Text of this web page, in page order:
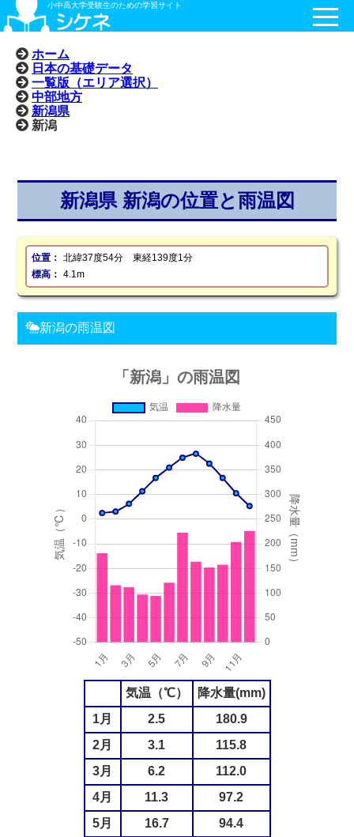
小中高大学受験生のための学習サイト
ホーム
日本の基礎データ
一覧版（エリア選択）
中部地方
新潟県
新潟
新潟県 新潟の位置と雨温図
位置： 北緯37度54分 東経139度1分
標高： 4.1m
新潟の雨温図
気温（℃）
降水量(mm)
1月
2.5
180.9
2月
3.1
115.8
3月
6.2
112.0
4月
11.3
97.2
5月
16.7
94.4